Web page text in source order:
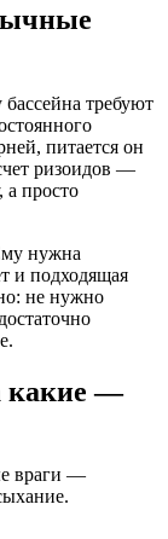
требуют
питается он
ризоидов —
а просто
нужна
и подходящая
не нужно
какие —
враги —